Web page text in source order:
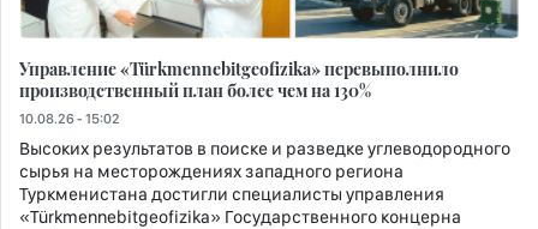
Управление «Türkmennebitgeofizika» перевыполнило
производственный план более чем на 130%
10.08.26 - 15:02
Высоких результатов в поиске и разведке углеводородного
сырья на месторождениях западного региона
Туркменистана достигли специалисты управления
«Türkmennebitgeofizika» Государственного концерна